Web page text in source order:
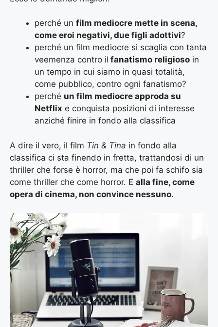
perché un film mediocre mette in scena,
come eroi negativi, due figli adottivi?
perché un film mediocre si scaglia con tanta
veemenza contro il fanatismo religioso in
un tempo in cui siamo in quasi totalità,
come pubblico, contro ogni fanatismo?
perché un film mediocre approda su
Netflix e conquista posizioni di interesse
anziché finire in fondo alla classifica
A dire il vero, il film Tin & Tina in fondo alla
classifica ci sta finendo in fretta, trattandosi di un
thriller che forse è horror, ma che poi fa schifo sia
come thriller che come horror. E alla fine, come
opera di cinema, non convince nessuno.